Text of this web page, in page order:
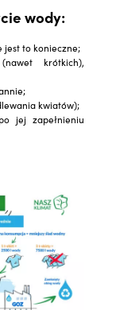
wody:
jest to konieczne;
krótkich),
kwiatów);
jej zapełnieniu